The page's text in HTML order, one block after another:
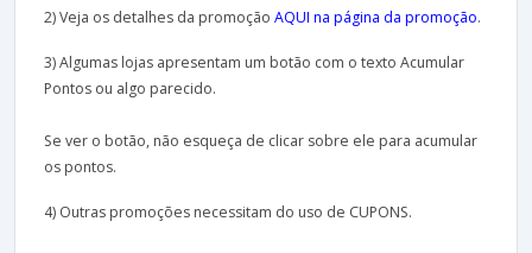
2) Veja os detalhes da promoção AQUI na página da promoção.
3) Algumas lojas apresentam um botão com o texto Acumular
Pontos ou algo parecido.
Se ver o botão, não esqueça de clicar sobre ele para acumular
os pontos.
4) Outras promoções necessitam do uso de CUPONS.